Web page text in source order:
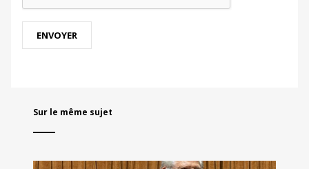
Sur le même sujet